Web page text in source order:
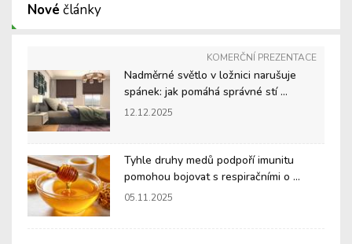
Nové články
KOMERČNÍ PREZENTACE
Nadměrné světlo v ložnici narušuje
spánek: jak pomáhá správné stí ...
12.12.2025
Tyhle druhy medů podpoří imunitu
pomohou bojovat s respiračními o ...
05.11.2025